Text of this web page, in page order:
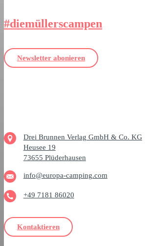
#diemüllerscampen
Newsletter abonieren
Drei Brunnen Verlag GmbH & Co. KG
Heusee 19
73655 Plüderhausen
info@europa-camping.com
+49 7181 86020
Kontaktieren